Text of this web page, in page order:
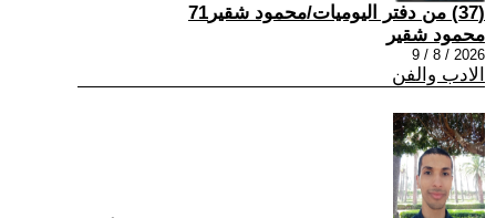
(37) من دفتر اليوميات/محمود شقير71
محمود شقير
2026 / 8 / 9
الادب والفن